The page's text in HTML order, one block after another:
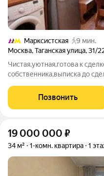
Марксистская
9 мин.
Москва,Таганская улица,31/
Чистая,уютная,готова к
собственника,выписка до
Позвонить
19 000 000 ₽
34 м² 1-комн. квартира 1